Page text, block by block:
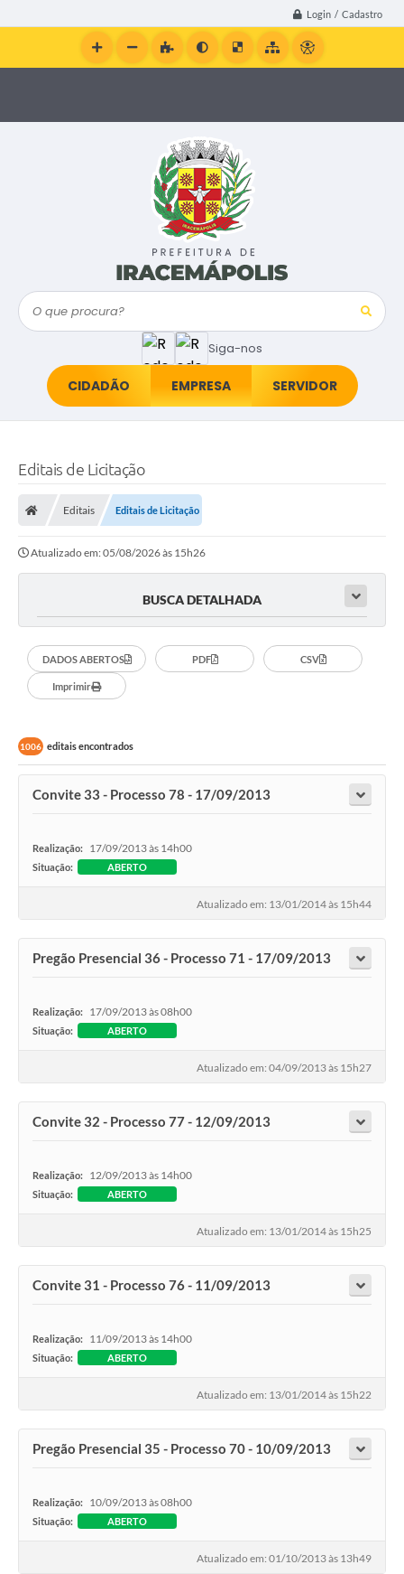
Login / Cadastro
Siga-nos
O que procura?
CIDADÃO EMPRESA SERVIDOR
Editais de Licitação
Editais Editais de Licitação
Atualizado em: 05/08/2026 às 15h26
BUSCA DETALHADA
DADOS ABERTOS PDF CSV
Imprimir
1006 editais encontrados
Convite 33 - Processo 78 - 17/09/2013
Realização: 17/09/2013 às 14h00
Situação: ABERTO
Atualizado em: 13/01/2014 às 15h44
Pregão Presencial 36 - Processo 71 - 17/09/2013
Realização: 17/09/2013 às 08h00
Situação: ABERTO
Atualizado em: 04/09/2013 às 15h27
Convite 32 - Processo 77 - 12/09/2013
Realização: 12/09/2013 às 14h00
Situação: ABERTO
Atualizado em: 13/01/2014 às 15h25
Convite 31 - Processo 76 - 11/09/2013
Realização: 11/09/2013 às 14h00
Situação: ABERTO
Atualizado em: 13/01/2014 às 15h22
Pregão Presencial 35 - Processo 70 - 10/09/2013
Realização: 10/09/2013 às 08h00
Situação: ABERTO
Atualizado em: 01/10/2013 às 13h49